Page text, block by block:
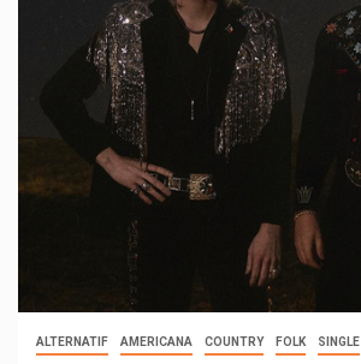
ALTERNATIF AMERICANA COUNTRY FOLK SINGLE